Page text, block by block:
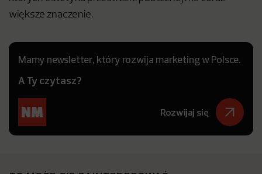
większe znaczenie.
Mamy newsletter, który rozwija marketing w Polsce.
A Ty czytasz?
Rozwijaj się